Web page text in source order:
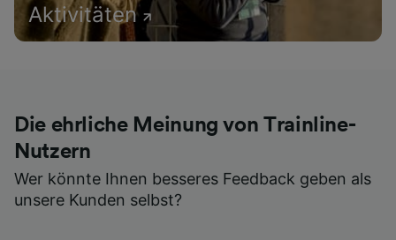
Aktivitäten
Die ehrliche Meinung von Trainline-
Nutzern
Wer könnte Ihnen besseres Feedback geben als
unsere Kunden selbst?